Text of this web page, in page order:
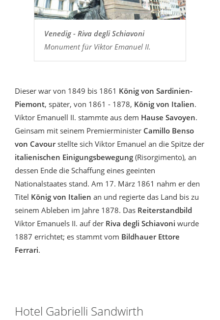
Venedig - Riva degli Schiavoni
Monument für Viktor Emanuel II.
Dieser war von 1849 bis 1861 König von Sardinien-
Piemont, später, von 1861 - 1878, König von Italien.
Viktor Emanuell II. stammte aus dem Hause Savoyen.
Geinsam mit seinem Premierminister Camillo Benso
von Cavourstellte sich Viktor Emanuel an die Spitze der
italienischen Einigungsbewegung (Risorgimento), an
dessen Ende die Schaffung eines geeinten
Nationalstaates stand. Am 17. März 1861 nahm er den
Titel König von Italien an und regierte das Land bis zu
seinem Ableben im Jahre 1878. Das Reiterstandbild
Viktor Emanuels II. auf der Riva degli Schiavoni wurde
1887 errichtet; es stammt vom Bildhauer Ettore
Ferrari.
Hotel Gabrielli Sandwirth